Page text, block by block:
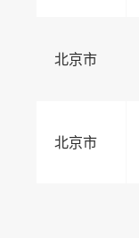
北京市
北京市